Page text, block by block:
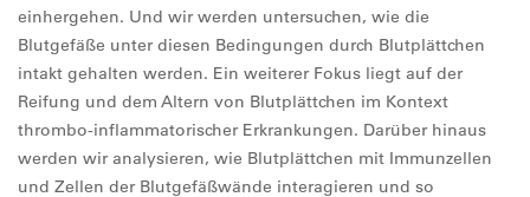
einhergehen. Und wir werden untersuchen, wie die
Blutgefäße unter diesen Bedingungen durch Blutplättchen
intakt gehalten werden. Ein weiterer Fokus liegt auf der
Reifung und dem Altern von Blutplättchen im Kontext
thrombo-inflammatorischer Erkrankungen. Darüber hinaus
werden wir analysieren, wie Blutplättchen mit Immunzellen
und Zellen der Blutgefäßwände interagieren und so